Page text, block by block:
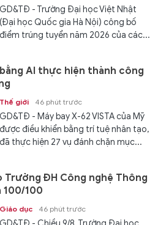
GD&TĐ - Trường Đại học Việt Nhật
(Đại học Quốc gia Hà Nội) công bố
điểm trúng tuyển năm 2026 của các...
AI thực hiện thành công
Thế giới 46 phút trước
GD&TĐ - Máy bay X-62 VISTA của Mỹ
được điều khiển bằng trí tuệ nhân tạo,
đã thực hiện 27 vụ đánh chặn mục...
Trường ĐH Công nghệ Thông
100/100
Giáo dục 46 phút trước